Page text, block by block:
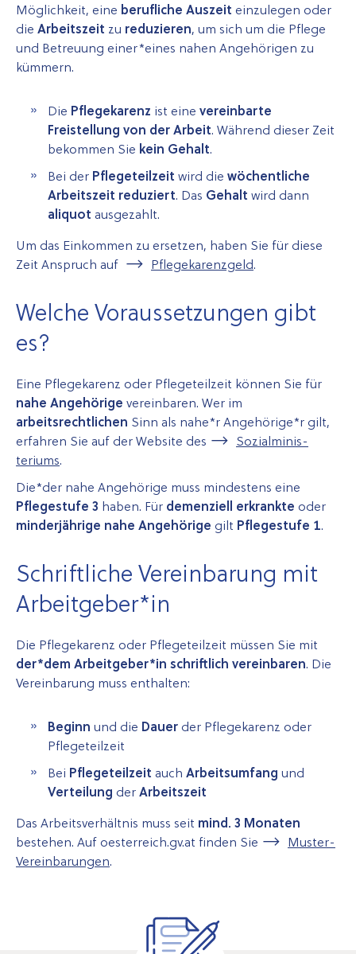
Möglichkeit, eine berufliche Auszeit einzulegen oder
die Arbeitszeit zu reduzieren, um sich um die Pflege
und Betreuung einer­*eines nahen Angehörigen zu
kümmern.
Die Pflegekarenz ist eine vereinbarte
Freistellung von der Arbeit. Während dieser Zeit
bekommen Sie kein Gehalt.
Bei der Pflegeteilzeit wird die wöchentliche
Arbeitszeit reduziert. Das Gehalt wird dann
aliquot ausgezahlt.
Um das Einkommen zu ersetzen, haben Sie für diese
Zeit Anspruch auf
Pflegekarenzgeld.
Welche Voraus­setzungen gibt
es?
Eine Pflegekarenz oder Pflegeteilzeit können Sie für
nahe Angehörige vereinbaren. Wer im
arbeitsrechtlichen Sinn als nahe*r Ange­hörige­*r gilt,
erfahren Sie auf der Website des
Sozial­minis­
teriums.
Die*der nahe Angehörige muss mindestens eine
Pflegestufe 3 haben. Für demenziell erkrankte oder
minderjährige nahe Angehörige gilt Pflegestufe 1.
Schriftliche Verein­barung mit
Arbeitgeber*in
Die Pflegekarenz oder Pflegeteilzeit müssen Sie mit
der*dem Arbeitgeber*in schriftlich vereinbaren. Die
Vereinbarung muss enthalten:
Beginn und die Dauer der Pflegekarenz oder
Pflegeteilzeit
Bei Pflegeteilzeit auch Arbeitsumfang und
Verteilung derArbeitszeit
Das Arbeitsverhältnis muss seit mind. 3 Monaten
bestehen. Auf oesterreich.gv.at finden Sie
Muster-
Vereinbarungen.